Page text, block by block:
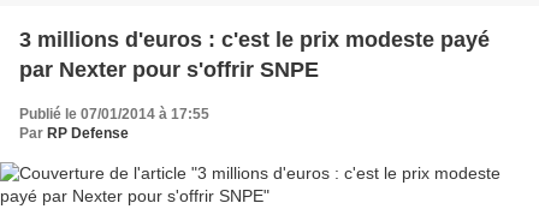
3 millions d'euros : c'est le prix modeste payé
par Nexter pour s'offrir SNPE
Publié le 07/01/2014 à 17:55
Par RP Defense